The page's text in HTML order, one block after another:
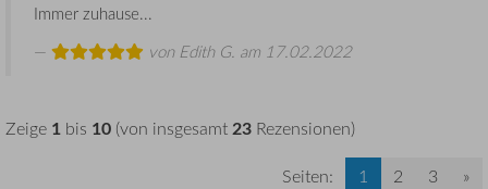
Immer zuhause...
von Edith G. am 17.02.2022
Zeige 1 bis 10 (von insgesamt23 Rezensionen)
Seiten:
1 2 3 »